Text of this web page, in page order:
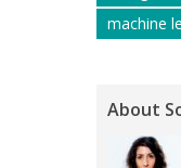
machine
About